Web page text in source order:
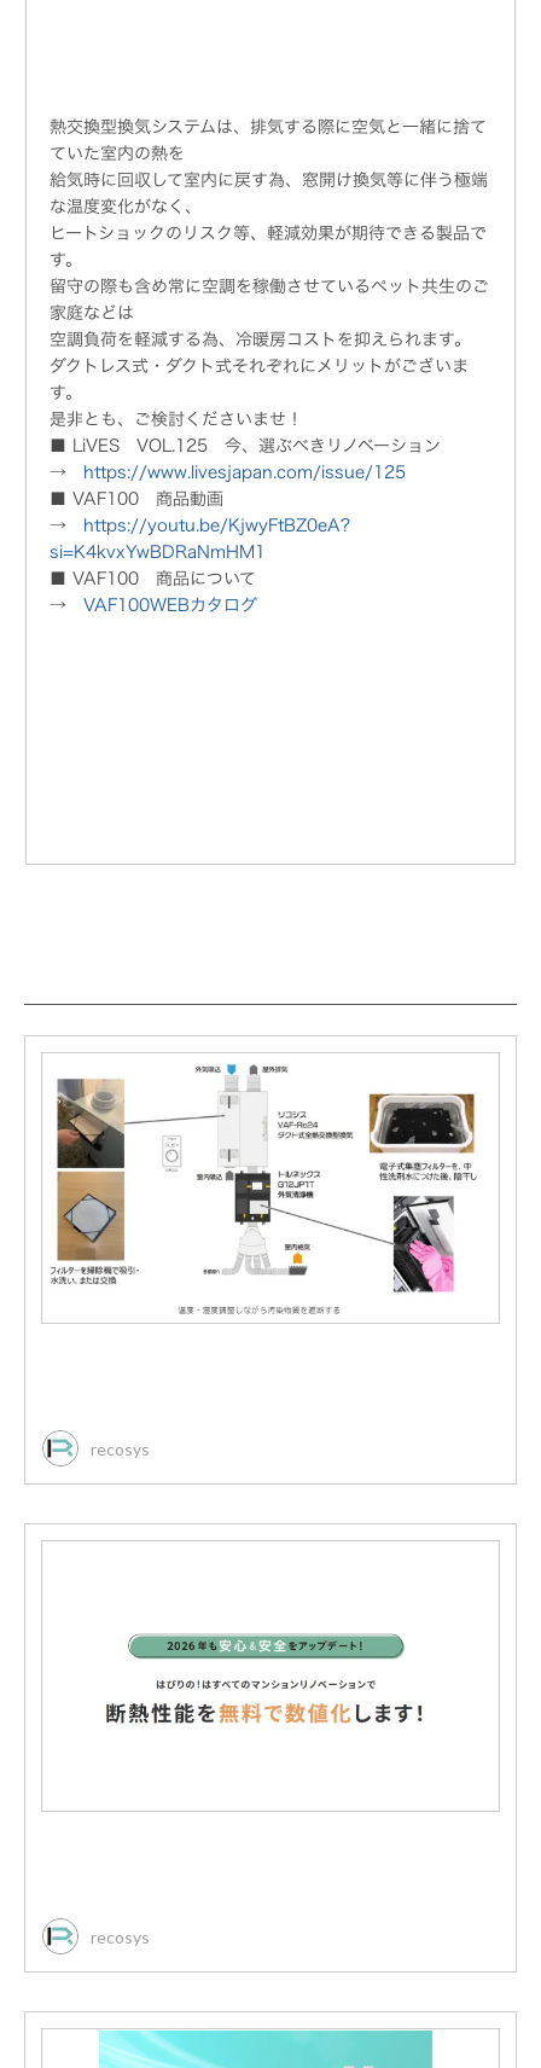
熱交換型換気システムは、排気する際に空気と一緒に捨て
ていた室内の熱を
給気時に回収して室内に戻す為、窓開け換気等に伴う極端
な温度変化がなく、
ヒートショックのリスク等、軽減効果が期待できる製品で
す。
留守の際も含め常に空調を稼働させているペット共生のご
家庭などは
空調負荷を軽減する為、冷暖房コストを抑えられます。
ダクトレス式・ダクト式それぞれにメリットがございま
す。
是非とも、ご検討くださいませ！
■ LiVES VOL.125 今、選ぶべきリノベーション
→ https://www.livesjapan.com/issue/125
■ VAF100 商品動画
→ https://youtu.be/KjwyFtBZ0eA?
si=K4kvxYwBDRaNmHM1
■ VAF100 商品について
→ VAF100WEBカタログ
recosys
recosys